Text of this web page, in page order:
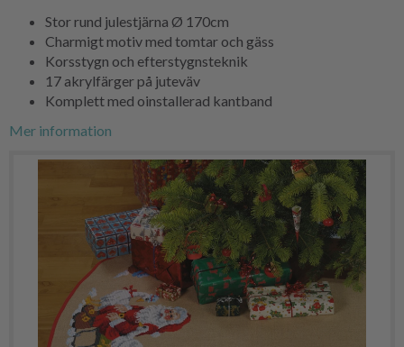
Stor rund julestjärna Ø 170cm
Charmigt motiv med tomtar och gäss
Korsstygn och efterstygnsteknik
17 akrylfärger på juteväv
Komplett med oinstallerad kantband
Mer information